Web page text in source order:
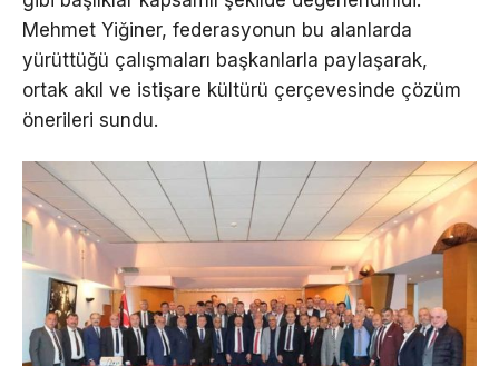
Mehmet Yiğiner, federasyonun bu alanlarda
yürüttüğü çalışmaları başkanlarla paylaşarak,
ortak akıl ve istişare kültürü çerçevesinde çözüm
önerileri sundu.